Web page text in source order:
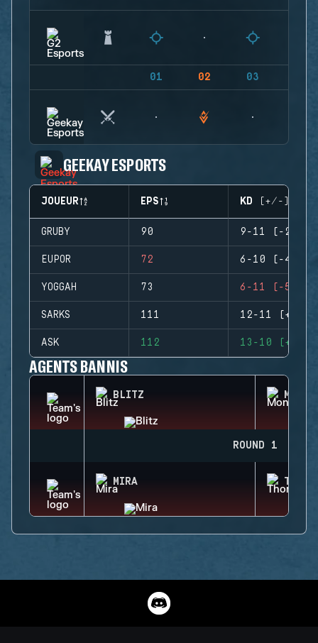
01 02 03
GEEKAY ESPORTS
JOUEUR EPS KD (+/-)
GRUBY 90 9-11 (-2)
EUPOR 72 6-10 (-4)
YOGGAH 73 6-11 (-5)
SARKS 111 12-11 (+1)
ASK 112 13-10 (+3)
AGENTS BANNIS
BLITZ
ROUND 1
MIRA THORN